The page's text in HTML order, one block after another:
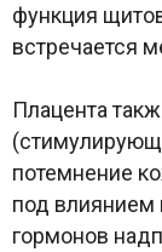
функция
встречается
Плацента
потемнение
под влиянием
гормонов